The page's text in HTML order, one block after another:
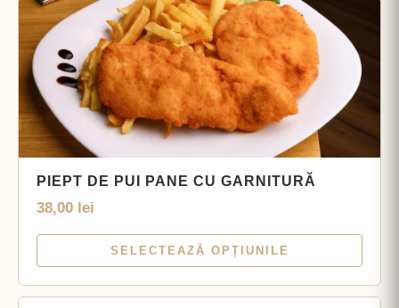
PIEPT DE PUI PANE CU GARNITURĂ
38,00 lei
SELECTEAZĂ OPȚIUNILE